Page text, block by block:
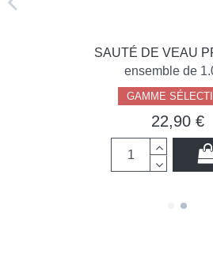
SAUTÉ DE VEAU
ensemble de
GAMME
22,90 €